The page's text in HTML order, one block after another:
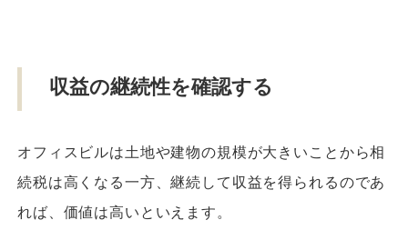
収益の継続性を確認する
オフィスビルは土地や建物の規模が大きいことから相
続税は高くなる一方、継続して収益を得られるのであ
れば、価値は高いといえます。